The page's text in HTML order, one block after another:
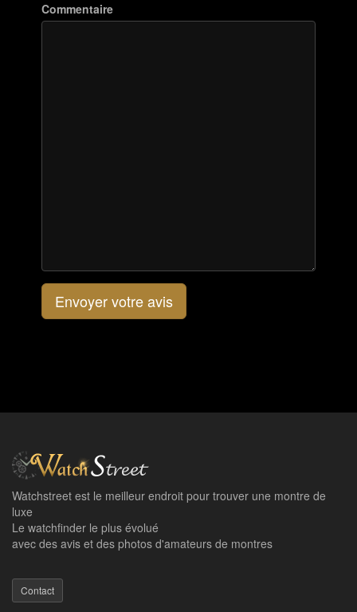
Commentaire
Envoyer votre avis
Watchstreet est le meilleur endroit pour trouver une montre de
luxe
Le watchfinder le plus évolué
avec des avis et des photos d'amateurs de montres
Contact